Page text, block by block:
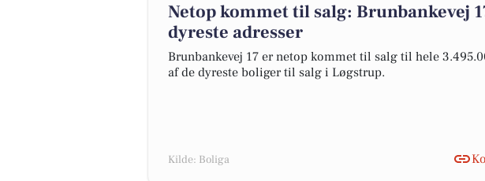
Netop kommet til salg: Brunbankevej
dyreste adresser
Brunbankevej 17 er netop kommet til salg til hele
af de dyreste boliger til salg i Løgstrup.
Kilde: Boliga